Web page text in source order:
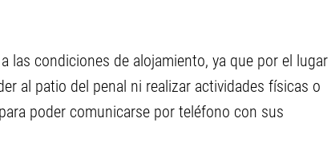
las condiciones de alojamiento, ya que por el lugar
al patio del penal ni realizar actividades físicas o
poder comunicarse por teléfono con sus